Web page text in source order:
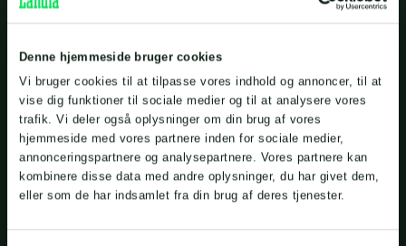
Denne hjemmeside bruger cookies
Vi bruger cookies til at tilpasse vores indhold og annoncer, til at
vise dig funktioner til sociale medier og til at analysere vores
trafik. Vi deler også oplysninger om din brug af vores
hjemmeside med vores partnere inden for sociale medier,
annonceringspartnere og analysepartnere. Vores partnere kan
kombinere disse data med andre oplysninger, du har givet dem,
eller som de har indsamlet fra din brug af deres tjenester.